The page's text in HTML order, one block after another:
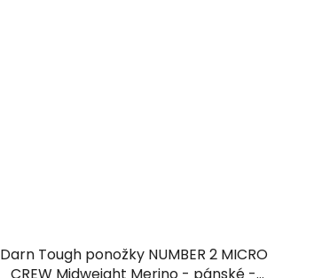
Darn Tough ponožky NUMBER 2 MICRO
CREW Midweight Merino - pánské -